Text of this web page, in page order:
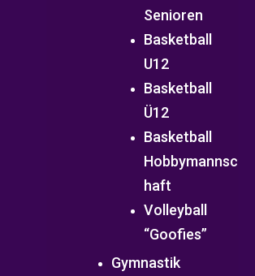
Senioren
Basketball
U12
Basketball
Ü12
Basketball
Hobbymannsc
haft
Volleyball
“Goofies”
Gymnastik